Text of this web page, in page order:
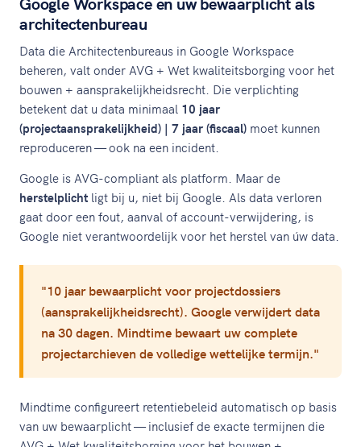
architectenbureau
Data die Architectenbureaus in Google Workspace
beheren, valt onder AVG + Wet kwaliteitsborging voor het
bouwen + aansprakelijkheidsrecht. Die verplichting
betekent dat u data minimaal 10 jaar
(projectaansprakelijkheid) | 7 jaar (fiscaal) moet kunnen
reproduceren — ook na een incident.
Google is AVG-compliant als platform. Maar de
herstelplicht ligt bij u, niet bij Google. Als data verloren
gaat door een fout, aanval of account-verwijdering, is
Google niet verantwoordelijk voor het herstel van úw data.
"10 jaar bewaarplicht voor projectdossiers
(aansprakelijkheidsrecht). Google verwijdert data
na 30 dagen. Mindtime bewaart uw complete
projectarchieven de volledige wettelijke termijn."
Mindtime configureert retentiebeleid automatisch op basis
van uw bewaarplicht — inclusief de exacte termijnen die